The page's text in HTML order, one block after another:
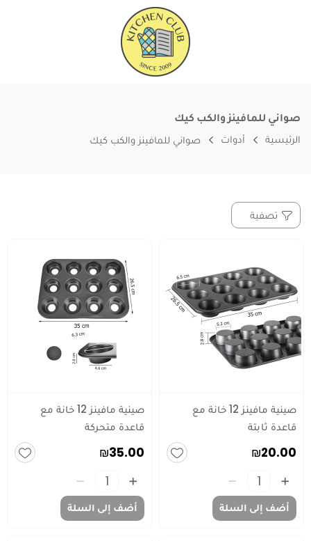
صواني للمافينز والكب كيك
الرئيسية أدوات صواني للمافينز والكب كيك
تصفية
صينية مافينز 12 خانة مع
قاعدة ثابتة
₪20.00
أضف إلى السلة
صينية مافينز 12 خانة مع
قاعدة متحركة
₪35.00
أضف إلى السلة